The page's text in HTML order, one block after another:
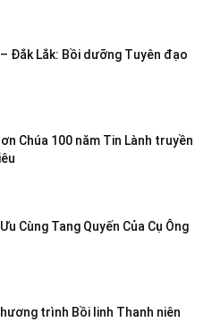
Đắk Lắk: Bồi dưỡng Tuyên đạo
ơn Chúa 100 năm Tin Lành truyền
Cùng Tang Quyến Của Cụ Ông
trình Bồi linh Thanh niên